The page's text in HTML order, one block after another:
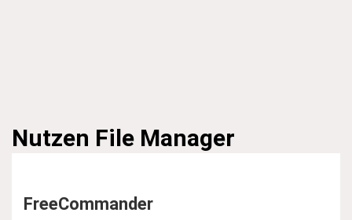
Nutzen File Manager
FreeCommander